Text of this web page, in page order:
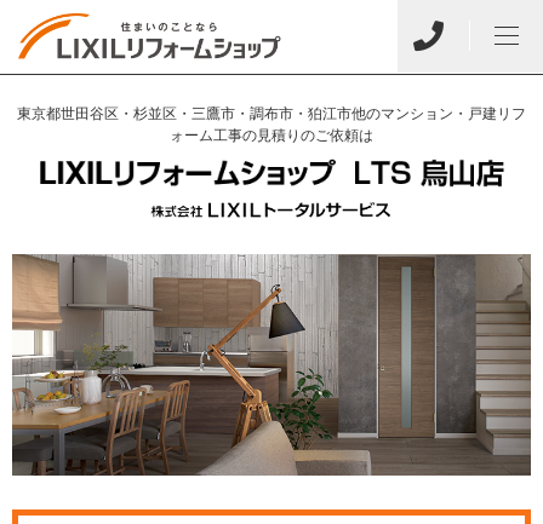
東京都世田谷区・杉並区・三鷹市・調布市・狛江市他のマンション・戸建リフ
ォーム工事の見積りのご依頼は